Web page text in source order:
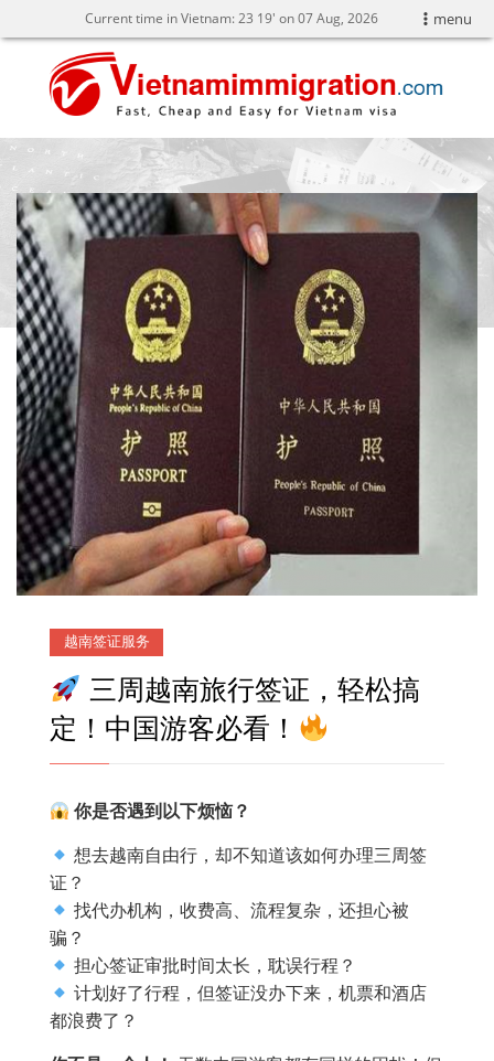
menu
Current time in Vietnam:23 19' on 07 Aug, 2026
越南签证服务
三周越南旅行签证，轻松搞
定！中国游客必看！
你是否遇到以下烦恼？
想去越南自由行，却不知道该如何办理三周签
证？
找代办机构，收费高、流程复杂，还担心被
骗？
担心签证审批时间太长，耽误行程？
计划好了行程，但签证没办下来，机票和酒店
都浪费了？